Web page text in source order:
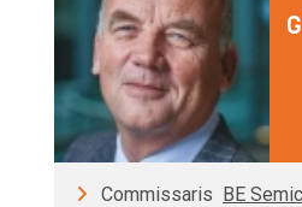
Commissaris BE